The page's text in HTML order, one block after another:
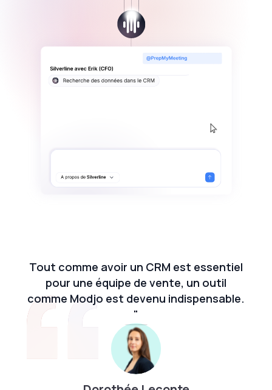
Tout comme avoir un CRM est essentiel
pour une équipe de vente, un outil
comme Modjo est devenu indispensable.
"